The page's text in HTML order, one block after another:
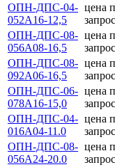
ОПН-ДПС-04-
052А16-12,5
цена
ОПН-ДПС-08-
056А08-16,5
цена
ОПН-ДПС-08-
092А06-16,5
цена
ОПН-ДПС-06-
078А16-15,0
цена
ОПН-ДПС-04-
016А04-11.0
цена
ОПН-ДПС-08-
056А24-20.0
цена